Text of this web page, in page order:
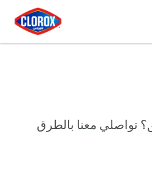
تواصلي معنا بالطرق